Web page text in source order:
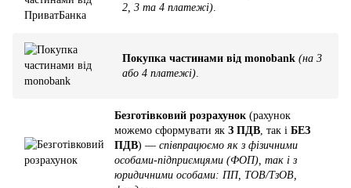
2, 3 та 4 платежі)
Покупка частинами від monobank (на 3
або 4 платежі)
Безготівковий розрахунок (рахунок
можемо сформувати як З ПДВ , так і БЕЗ
ПДВ) — співпрацюємо як з фізичними
особами-підприємцями (ФОП), так і з
юридичними особами: ПП, ТОВ/ТзОВ,